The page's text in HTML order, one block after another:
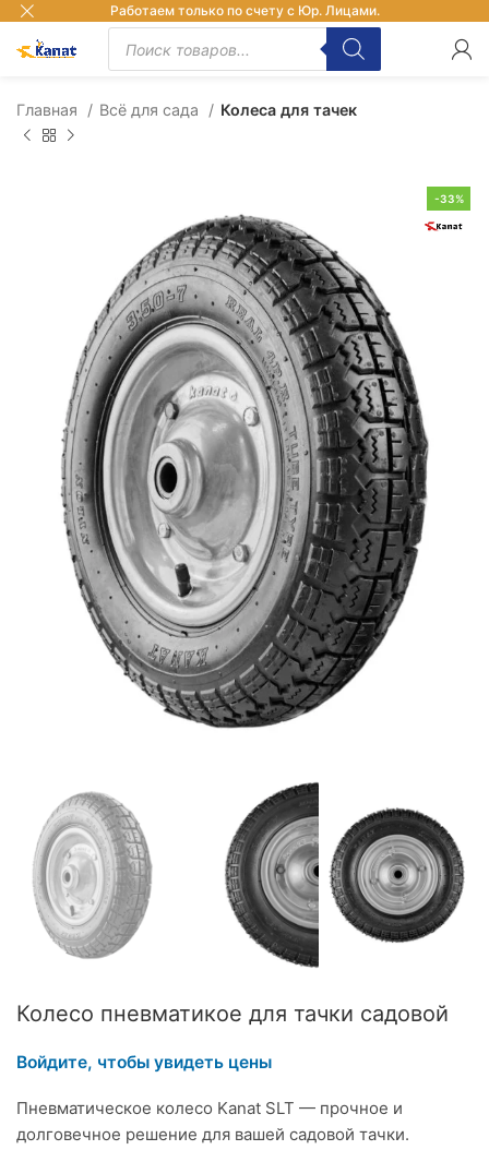
Главная Всё для сада Колеса для тачек
-33%
Колесо пневматикое для тачки садовой
Войдите, чтобы увидеть цены
Пневматическое колесо Kanat SLT — прочное и
долговечное решение для вашей садовой тачки.
Работаем только по счету с Юр. Лицами.